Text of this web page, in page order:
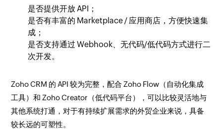
是否提供开放 API；
是否有丰富的 Marketplace / 应用商店，方便快速集
成；
是否支持通过 Webhook、无代码/低代码方式进行二
次开发。
Zoho CRM 的 API 较为完整，配合 Zoho Flow（自动化集成
工具）和 Zoho Creator（低代码平台），可以比较灵活地与
其他系统打通，对于有持续扩展需求的外贸企业来说，具备
较长远的可塑性。